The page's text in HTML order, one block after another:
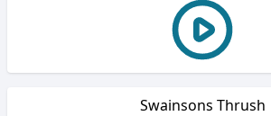
Swainsons Thrush